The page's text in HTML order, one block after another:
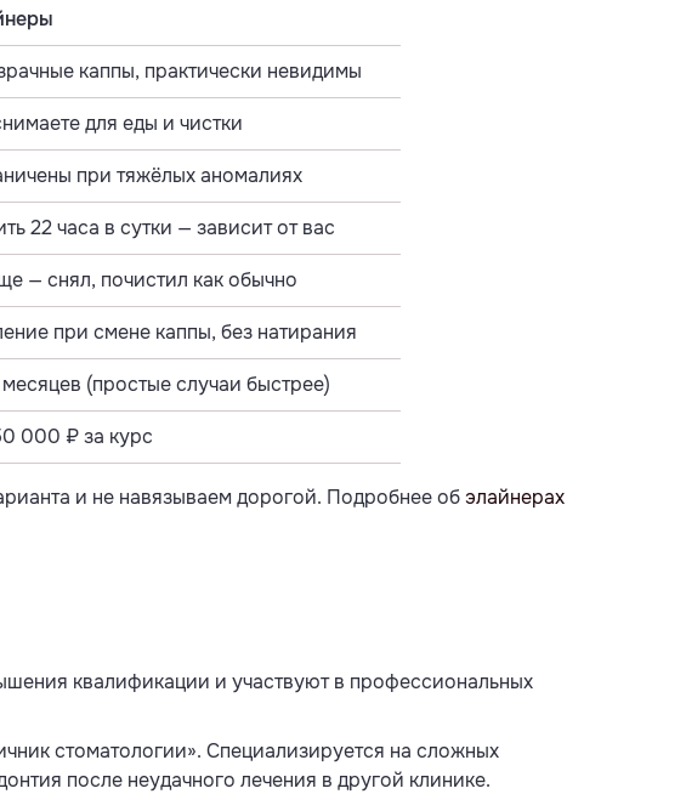
каппы, практически невидимы
для еды и чистки
при тяжёлых аномалиях
22 часа в сутки — зависит от вас
— снял, почистил как обычно
при смене каппы, без натирания
(простые случаи быстрее)
000 ₽ за курс
и не навязываем дорогой. Подробнее обэлайнерах
квалификации и участвуют в профессиональных
стоматологии». Специализируется на сложных
после неудачного лечения в другой клинике.